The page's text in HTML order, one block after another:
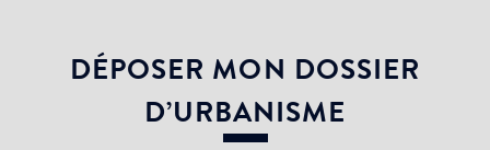
LA VILLE
DÉMOCRATIE
PARTICIPATIVE
DÉPOSER MON DOSSIER
D’URBANISME